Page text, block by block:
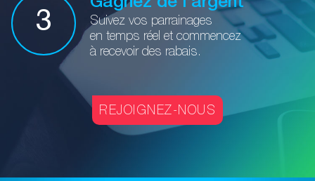
3
Suivez vos parrainages
en temps réel et commencez
à recevoir des rabais.
REJOIGNEZ-NOUS